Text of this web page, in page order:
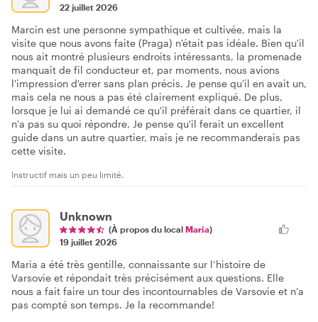
22 juillet 2026
Marcin est une personne sympathique et cultivée, mais la
visite que nous avons faite (Praga) n'était pas idéale. Bien qu'il
nous ait montré plusieurs endroits intéressants, la promenade
manquait de fil conducteur et, par moments, nous avions
l'impression d'errer sans plan précis. Je pense qu'il en avait un,
mais cela ne nous a pas été clairement expliqué. De plus,
lorsque je lui ai demandé ce qu'il préférait dans ce quartier, il
n'a pas su quoi répondre. Je pense qu'il ferait un excellent
guide dans un autre quartier, mais je ne recommanderais pas
cette visite.
Instructif mais un peu limité.
Unknown
(À propos du local Maria)
19 juillet 2026
Maria a été très gentille, connaissante sur l’histoire de
Varsovie et répondait très précisément aux questions. Elle
nous a fait faire un tour des incontournables de Varsovie et n’a
pas compté son temps. Je la recommande!